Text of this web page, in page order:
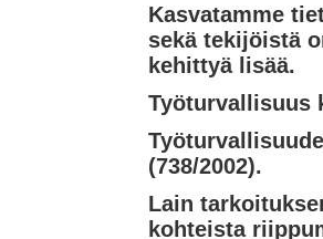
Kasvatamme
sekä tekijöistä
kehittyä lisää.
Työturvallisuus
(738/2002).
Lain
kohteista